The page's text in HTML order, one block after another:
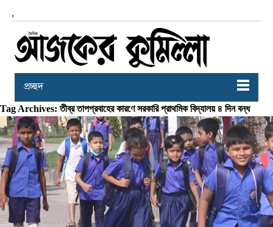
,
প্রচ্ছদ
Tag Archives: তীব্র তাপপ্রবাহের কারণে সরকারি প্রাথমিক বিদ্যালয় ৪ দিন বন্ধ